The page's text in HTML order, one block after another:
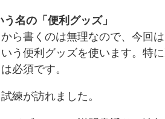
名の「便利グッズ」
ら書くのは無理なので、今回
いう便利グッズを使います。特
必須です。
練が訪れました。